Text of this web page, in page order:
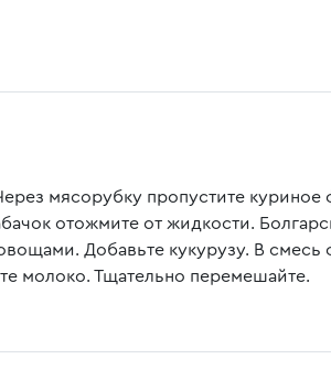
мясорубку пропустите куриное
отожмите от жидкости.
Добавьте кукурузу. В
молоко. Тщательно перемешайте.